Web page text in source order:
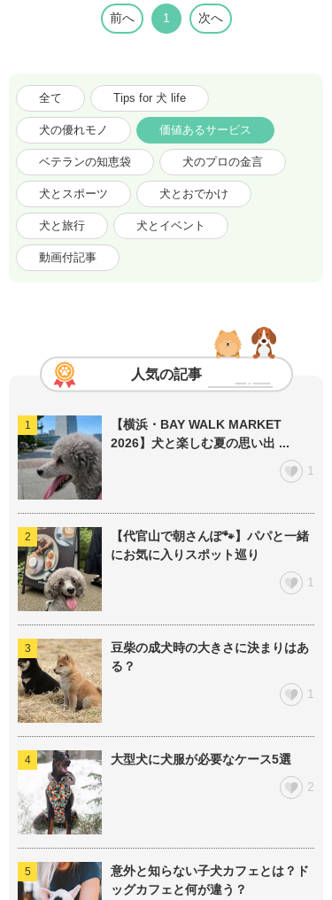
前へ 1 次へ
全て Tips for 犬 life
犬の優れモノ 価値あるサービス
ベテランの知恵袋 犬のプロの金言
犬とスポーツ 犬とおでかけ
犬と旅行 犬とイベント
動画付記事
人気の記事
【横浜・BAY WALK MARKET
2026】犬と楽しむ夏の思い出 ...
1
【代官山で朝さんぽ🐾】パパと一緒
にお気に入りスポット巡り
1
豆柴の成犬時の大きさに決まりはあ
る？
1
大型犬に犬服が必要なケース5選
2
意外と知らない子犬カフェとは？ド
ッグカフェと何が違う？